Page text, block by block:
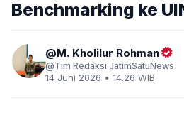
Benchmarking ke
M. Kholilur Rohman
Tim Redaksi JatimSatuNews
14 Juni 2026 • 14.26 WIB